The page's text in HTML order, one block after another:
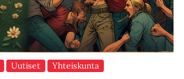
Uutiset Yhteiskunta